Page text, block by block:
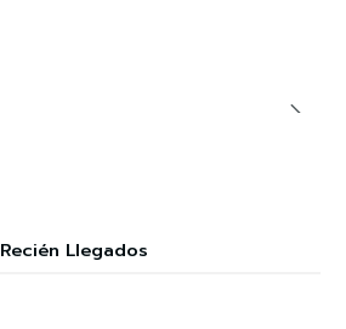
Recién Llegados